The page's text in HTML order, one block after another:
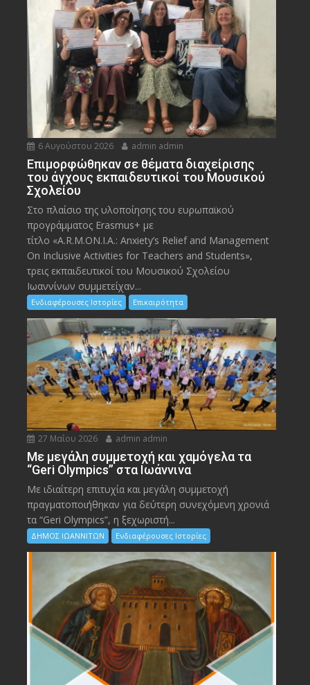
6 Αυγούστου 2026 admin admin
Eπιμορφώθηκαν σε θέματα διαχείρισης
του άγχους εκπαιδευτικοί του Μουσικού
Σχολείου
Στο πλαίσιο της υλοποίησης του ευρωπαϊκού
προγράμματος Erasmus+ με
τίτλο «A.R.M.ON.I.A.: Anxiety’s Relief and Management
On Inclusive Activities for Teachers and Students»,
τρεις εκπαιδευτικοί του Μουσικού Σχολείου
Ιωαννίνων συμμετείχαν...
Ενδιαφέρουσες Ιστορίες Επικαιρότητα
27 Μαΐου 2026 admin admin
Με μεγάλη συμμετοχή και χαμόγελα τα
“Geri Olympics” στα Ιωάννινα
Με ιδιαίτερη επιτυχία και μεγάλη συμμετοχή
πραγματοποιήθηκαν για δεύτερη συνεχόμενη χρονιά
τα “Geri Olympics”, η ξεχωριστή...
ΔΗΜΟΣ ΙΩΑΝΝΙΤΩΝ Ενδιαφέρουσες Ιστορίες